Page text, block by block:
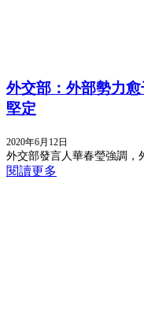
外交部：外部勢力
堅定
2020年6月12日
外交部發言人華春瑩強調，
閱讀更多